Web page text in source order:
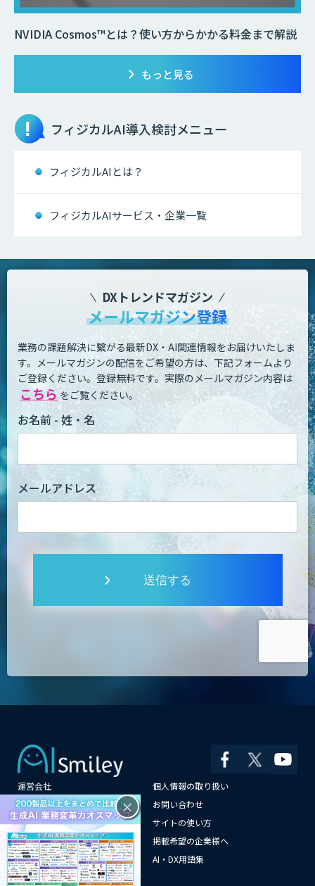
NVIDIA Cosmos™とは？使い方からかかる料金まで解説
もっと見る
フィジカルAI導入検討メニュー
フィジカルAIとは？
フィジカルAIサービス・企業一覧
DXトレンドマガジン
メールマガジン登録
業務の課題解決に繋がる最新DX・AI関連情報をお届けいたしま
す。 メールマガジンの配信をご希望の方は、下記フォームより
ご登録ください。登録無料です。 実際のメールマガジン内容は
こちら をご覧ください。
お名前 - 姓・名
メールアドレス
送信する
運営会社
個人情報の取り扱い
よくある質問
お問い合わせ
メールマガジン登録
サイトの使い方
情報提供はこちらから
掲載希望の企業様へ
AI企業一覧
AI・DX用語集
サイトマップ
×